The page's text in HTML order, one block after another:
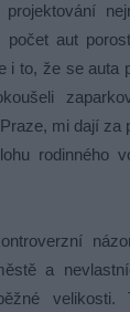
počet aut
i to, že se auta
mi dají za
rodinného
a